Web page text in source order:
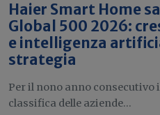
Haier Smart Home
Global 500 2026:
e intelligenza
strategia
Per il nono anno consecutivo
classifica delle aziende...